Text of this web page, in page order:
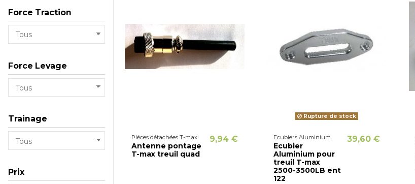
Piéces détachées T-max
Antenne pontage
T-max treuil quad
9,94 €
Rupture de stock
Ecubiers Aluminium
Ecubier
Aluminium pour
treuil T-max
2500-3500LB ent
122
39,60 €
Force Traction
Force Levage
Trainage
Prix